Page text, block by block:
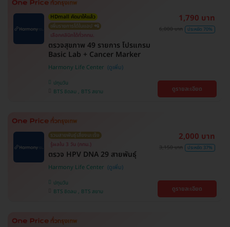
HDmall คัดมาให้แล้ว
เพิ่มรายการได้ในแอป 📲
เลือกคลินิกได้ทั่วกทม.
ตรวจสุขภาพ 49 รายการ โปรแกรม
Basic Lab + Cancer Marker
Harmony Life Center
ปทุมวัน
BTS ชิดลม , BTS สยาม
1,790 บาท
6,000 บาท ประหยัด 70%
ดูรายละเอียด
รวมสายพันธุ์เสี่ยงมะเร็ง
รู้ผลใน 3 วัน (กทม.)
ตรวจ HPV DNA 29 สายพันธุ์
Harmony Life Center
ปทุมวัน
BTS ชิดลม , BTS สยาม
2,000 บาท
3,150 บาท ประหยัด 37%
ดูรายละเอียด